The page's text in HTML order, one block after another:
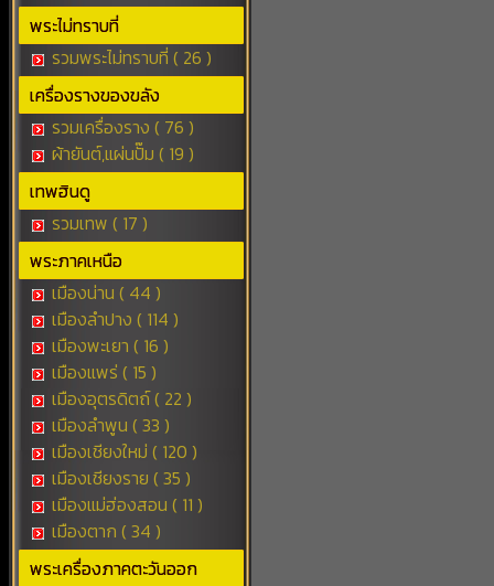
พระไม่ทราบที่
รวมพระไม่ทราบที่ ( 26 )
เครื่องรางของขลัง
รวมเครื่องราง ( 76 )
ผ้ายันต์,แผ่นปั๊ม ( 19 )
เทพฮินดู
รวมเทพ ( 17 )
พระภาคเหนือ
เมืองน่าน ( 44 )
เมืองลำปาง ( 114 )
เมืองพะเยา ( 16 )
เมืองแพร่ ( 15 )
เมืองอุตรดิตถ์ ( 22 )
เมืองลำพูน ( 33 )
เมืองเชียงใหม่ ( 120 )
เมืองเชียงราย ( 35 )
เมืองแม่ฮ่องสอน ( 11 )
เมืองตาก ( 34 )
พระเครื่องภาคตะวันออก